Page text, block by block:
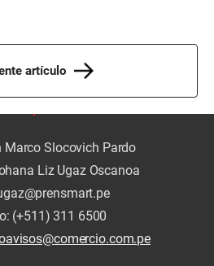
artículo
Marco Slocovich Pardo
Liz Ugaz Oscanoa
(+511) 311 6500